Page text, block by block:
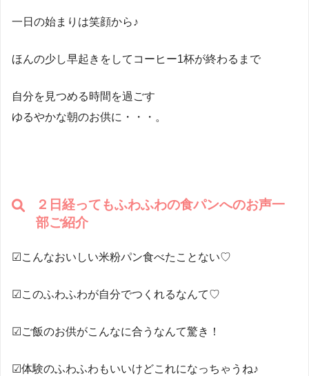
一日の始まりは笑顔から♪
ほんの少し早起きをしてコーヒー1杯が終わるまで
自分を見つめる時間を過ごす
ゆるやかな朝のお供に・・・。
２日経ってもふわふわの食パンへのお声一
部ご紹介
☑こんなおいしい米粉パン食べたことない♡
☑このふわふわが自分でつくれるなんて♡
☑ご飯のお供がこんなに合うなんて驚き！
☑体験のふわふわもいいけどこれになっちゃうね♪